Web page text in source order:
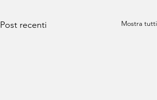
Post recenti Mostra tutti